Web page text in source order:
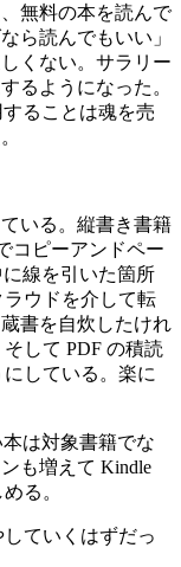
無料の本を読んで
ら読んでもいい」
くない。サラリー
るようになった。
ることは魂を売
いる。縦書き書籍
コピーアンドペー
線を引いた箇所
ウドを介して転
書を自炊したけれ
して PDF の積読
している。楽に
は対象書籍でな
も増えて Kindle
る。
ていくはずだっ